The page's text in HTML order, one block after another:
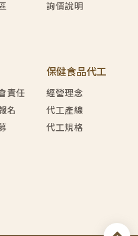
詢價說明
責任
名
保健食品代工
經營理念
代工產線
代工規格